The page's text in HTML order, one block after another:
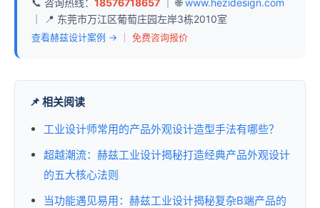
📞 咨询热线： 18576718657 ｜ 🌐www.hezidesign.com
｜ 📍 东莞市万江区葡萄庄园左岸3栋2010室
查看赫兹设计案例 → 免费咨询报价
📌 相关阅读
工业设计师常用的产品外观设计造型手法有哪些？
超越潮流：赫兹工业设计揭秘打造经典产品外观设计
的五大核心法则
当功能遇见易用：赫兹工业设计揭秘复杂B端产品的